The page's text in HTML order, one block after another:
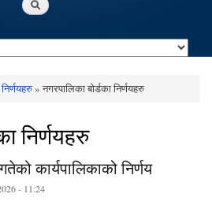
निर्णयहरु» नगरपालिका बोर्डका निर्णयहरु
निर्णयहरु
कार्यपालिकाको निर्णय
- 11:24